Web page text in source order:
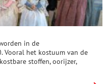
in de
Vooral het kostuum van de
stoffen, oorijzer,